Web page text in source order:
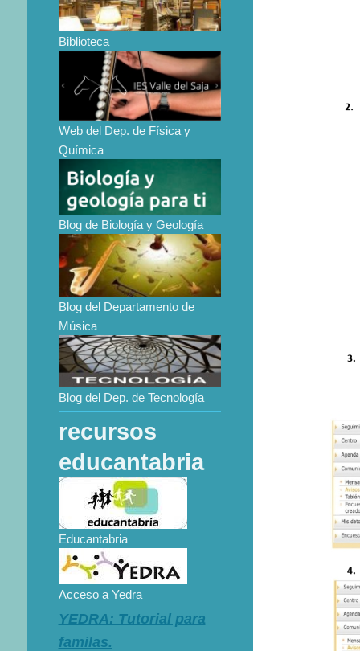
Biblioteca
Web del Dep. de Física y
Química
Blog de Biología y Geología
Blog del Departamento de
Música
Blog del Dep. de Tecnología
recursos
educantabria
Educantabria
Acceso a Yedra
YEDRA: Tutorial para
familas.